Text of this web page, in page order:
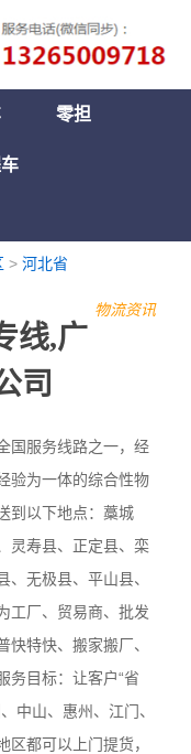
零担
>河北省
物流资讯
线,广
司
国服务线路之一，经
验为一体的综合性物
到以下地点：藁城
灵寿县、正定县、栾
无极县、平山县、
工厂、贸易商、批发
特快、搬家搬厂、
务目标：让客户“省
中山、惠州、江门、
都可以上门提货，